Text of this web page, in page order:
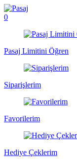
0
Pasaj Limitini Öğren
Siparişlerim
Favorilerim
Hediye Çeklerim